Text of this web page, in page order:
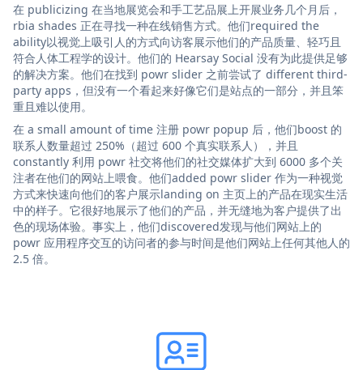
在 publicizing 在当地展览会和手工艺品展上开展业务几个月后，
rbia shades 正在寻找一种在线销售方式。他们required the
ability以视觉上吸引人的方式向访客展示他们的产品质量、轻巧且
符合人体工程学的设计。他们的 Hearsay Social 没有为此提供足够
的解决方案。他们在找到 powr slider 之前尝试了 different third-
party apps，但没有一个看起来好像它们是站点的一部分，并且笨
重且难以使用。
在 a small amount of time 注册 powr popup 后，他们boost 的
联系人数量超过 250%（超过 600 个真实联系人），并且
constantly 利用 powr 社交将他们的社交媒体扩大到 6000 多个关
注者在他们的网站上喂食。他们added powr slider 作为一种视觉
方式来快速向他们的客户展示landing on 主页上的产品在现实生活
中的样子。它很好地展示了他们的产品，并无缝地为客户提供了出
色的现场体验。事实上，他们discovered发现与他们网站上的
powr 应用程序交互的访问者的参与时间是他们网站上任何其他人的
2.5 倍。